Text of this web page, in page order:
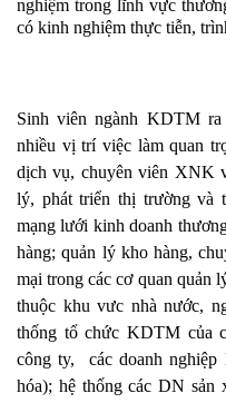
nghiệm trong lĩnh vực
có kinh nghiệm thực tiễn,
Sinh viên ngành KDTM
nhiều vị trí việc làm quan
dịch vụ, chuyên viên XNK
lý, phát triển thị trường và
mạng lưới kinh doanh
hàng; quản lý kho hàng,
mại trong các cơ quan
thuộc khu vưc nhà nước,
thống tổ chức KDTM của
công ty,
các doanh
hóa); hệ thống các DN sản